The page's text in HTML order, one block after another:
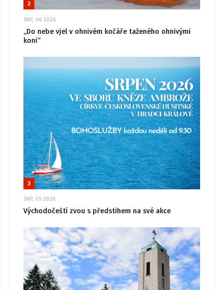
2
SRP, 06 2026
„Do nebe vjel v ohnivém kočáře taženého ohnivými
koni“
3
SRP, 05 2026
Východočeští zvou s předstihem na své akce